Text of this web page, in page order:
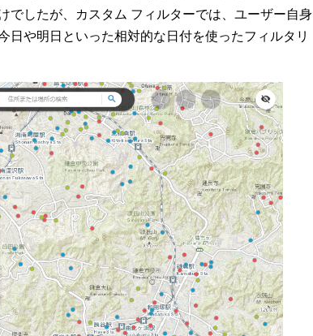
でしたが、カスタム フィルターでは、ユーザー自身
日や明日といった相対的な日付を使ったフィルタリ